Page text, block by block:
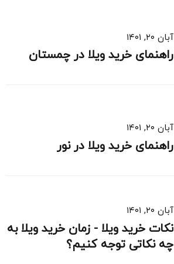
آبان ۲۰, ۱۴۰۱
راهنمای خرید ویلا در چمستان
آبان ۲۰, ۱۴۰۱
راهنمای خرید ویلا در نور
آبان ۲۰, ۱۴۰۱
نکات خرید ویلا - زمان خرید ویلا به
چه نکاتی توجه کنیم؟